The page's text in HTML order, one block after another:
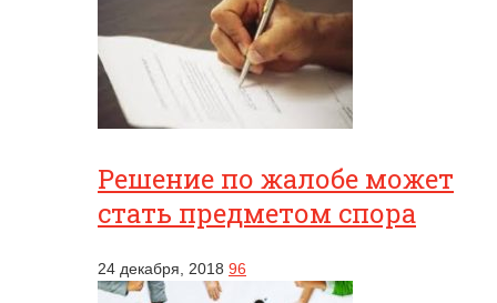
Решение по жалобе может
стать предметом спора
24 декабря, 2018 96